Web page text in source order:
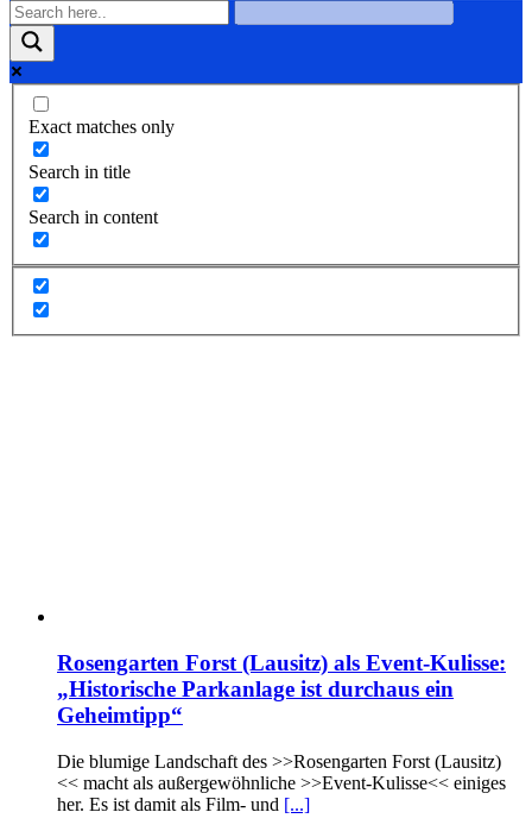
Exact matches only
Search in title
Search in content
Rosengarten Forst (Lausitz) als Event-Kulisse:
„Historische Parkanlage ist durchaus ein
Geheimtipp“
Die blumige Landschaft des >>Rosengarten Forst (Lausitz)
<< macht als außergewöhnliche >>Event-Kulisse<< einiges
her. Es ist damit als Film- und [...]